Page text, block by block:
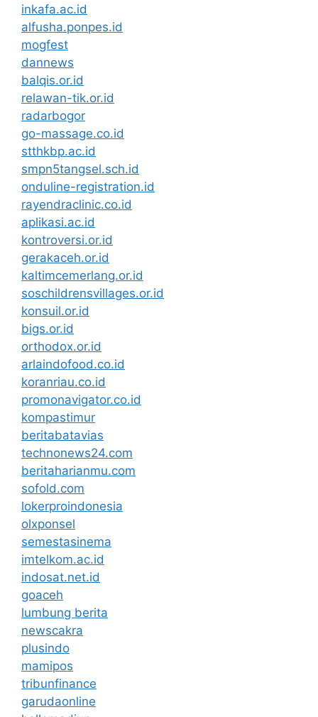
inkafa.ac.id
alfusha.ponpes.id
mogfest
dannews
balqis.or.id
relawan-tik.or.id
radarbogor
go-massage.co.id
stthkbp.ac.id
smpn5tangsel.sch.id
onduline-registration.id
rayendraclinic.co.id
aplikasi.ac.id
kontroversi.or.id
gerakaceh.or.id
kaltimcemerlang.or.id
soschildrensvillages.or.id
konsuil.or.id
bigs.or.id
orthodox.or.id
arlaindofood.co.id
koranriau.co.id
promonavigator.co.id
kompastimur
beritabatavias
technonews24.com
beritaharianmu.com
sofold.com
lokerproindonesia
olxponsel
semestasinema
imtelkom.ac.id
indosat.net.id
goaceh
lumbung berita
newscakra
plusindo
mamipos
tribunfinance
garudaonline